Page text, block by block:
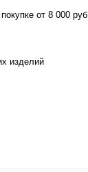
от 8 000 руб.
изделий